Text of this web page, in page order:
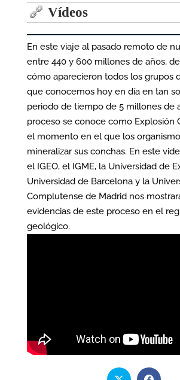
Vídeos
En este viaje al pasado remoto de
entre 440 y 600 millones de años,
cómo aparecieron todos los grupos
que conocemos hoy en día en tan
periodo de tiempo de 5 millones de
proceso se conoce como Explosión
el momento en el que los
mineralizar sus conchas. En este
el IGEO, el IGME, la Universidad de
Universidad de Barcelona y la
Complutense de Madrid nos
evidencias de este proceso en el
geológico.